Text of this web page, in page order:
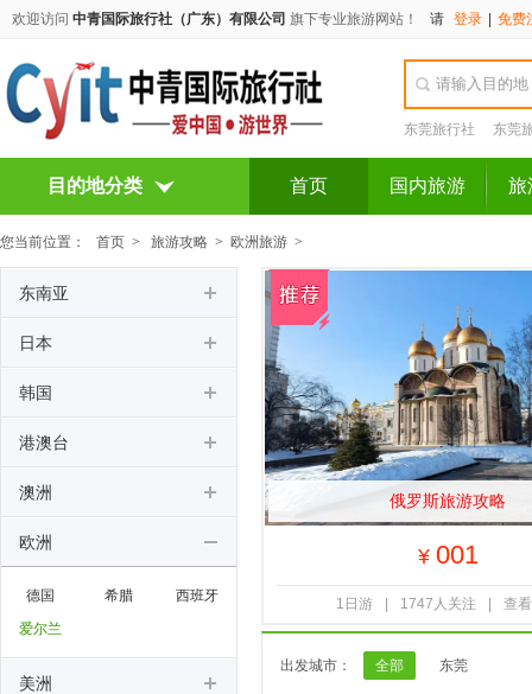
欢迎访问 中青国际旅行社（广东）有限公司 旗下专业旅游网站！ 请 登录 免费
东莞旅行社 东莞
目的地分类 首页 国内旅游 旅
您当前位置： 首页 > 旅游攻略 > 欧洲旅游 >
俄罗斯旅游攻略
¥ 001
1日游 1747人关注 查
出发城市： 全部 东莞
东南亚
日本
韩国
港澳台
澳洲
欧洲
德国 希腊
西班牙
爱尔兰
美洲